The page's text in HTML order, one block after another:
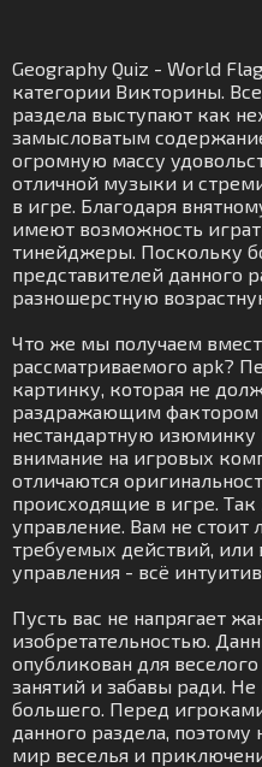
Geography Quiz - World
категории Викторины.
раздела выступают как
замысловатым
огромную массу
отличной музыки и
в игре. Благодаря
имеют возможность
тинейджеры. Поскольку
представителей данного
разношерстную
Что же мы получаем
рассматриваемого apk?
картинку, которая не
раздражающим фактором
нестандартную изюминку
внимание на игровых
отличаются
происходящие в игре.
управление. Вам не стоит
требуемых действий, или
управления - всё
Пусть вас не напрягает
изобретательностью.
опубликован для
занятий и забавы ради. Не
большего. Перед
данного раздела,
мир веселья и